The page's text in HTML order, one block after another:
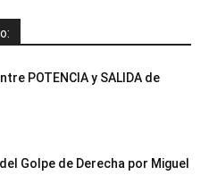
POTENCIA y SALIDA de
Golpe de Derecha por Miguel